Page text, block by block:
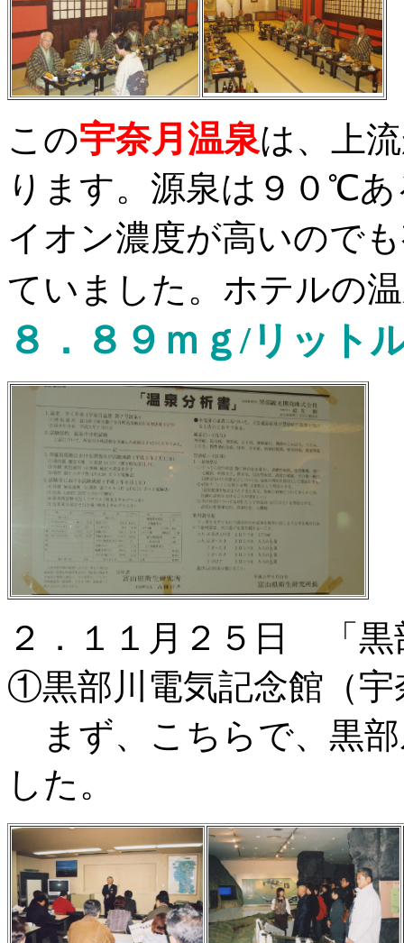
この宇奈月温泉は、上
ります。源泉は９０℃
イオン濃度が高いので
ていました。ホテルの
８．８９ｍｇ/リット
２．１１月２５日 「黒
①黒部川電気記念館（宇
まず、こちらで、黒
した。